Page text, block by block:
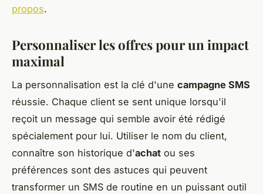
propos.
Personnaliser les offres pour un impact
maximal
La personnalisation est la clé d'une campagne SMS
réussie. Chaque client se sent unique lorsqu'il
reçoit un message qui semble avoir été rédigé
spécialement pour lui. Utiliser le nom du client,
connaître son historique d'achat ou ses
préférences sont des astuces qui peuvent
transformer un SMS de routine en un puissant outil